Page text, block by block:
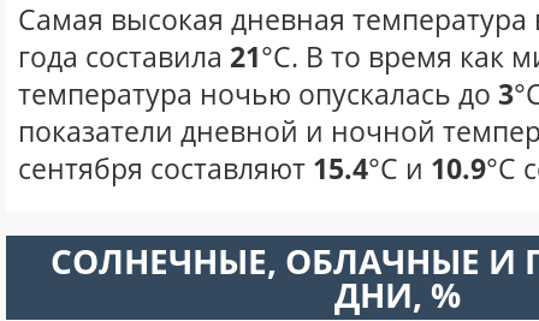
Самая высокая дневная температура
года составила 21°С. В то время как
температура ночью опускалась до 3
показатели дневной и ночной
сентября составляют 15.4°С и 10.9°С
CОЛНЕЧНЫЕ, ОБЛАЧНЫЕ И
ДНИ, %